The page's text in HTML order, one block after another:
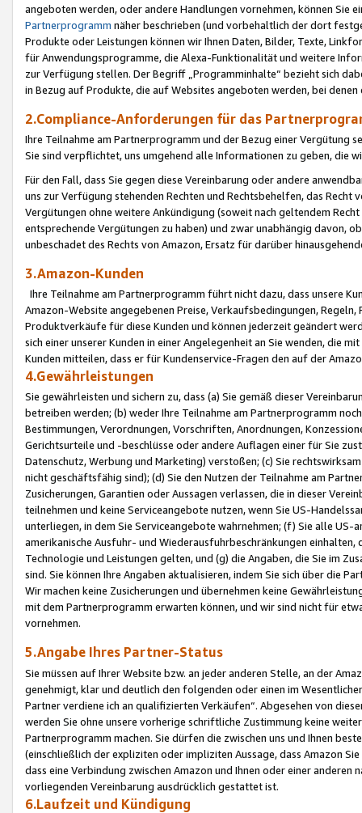
angeboten werden, oder andere Handlungen vornehmen, können Sie
Partnerprogramm näher beschrieben (und vorbehaltlich der dort
Produkte oder Leistungen können wir Ihnen Daten, Bilder, Texte,
für Anwendungsprogramme, die Alexa-Funktionalität und weitere
zur Verfügung stellen. Der Begriff „Programminhalte“ bezieht sich
in Bezug auf Produkte, die auf Websites angeboten werden, bei
2.Compliance-Anforderungen für das
Ihre Teilnahme am Partnerprogramm und der Bezug einer Vergütung
Sie sind verpflichtet, uns umgehend alle Informationen zu geben, die
Für den Fall, dass Sie gegen diese Vereinbarung oder andere
uns zur Verfügung stehenden Rechten und Rechtsbehelfen, das
Vergütungen ohne weitere Ankündigung (soweit nach geltendem
entsprechende Vergütungen zu haben) und zwar unabhängig davon,
unbeschadet des Rechts von Amazon, Ersatz für darüber
3.Amazon-Kunden
Ihre Teilnahme am Partnerprogramm führt nicht dazu, dass unsere
Amazon-Website angegebenen Preise, Verkaufsbedingungen,
Produktverkäufe für diese Kunden und können jederzeit geändert
sich einer unserer Kunden in einer Angelegenheit an Sie wenden, die
Kunden mitteilen, dass er für Kundenservice-Fragen den auf der
4.Gewährleistungen
Sie gewährleisten und sichern zu, dass (a) Sie gemäß dieser
betreiben werden; (b) weder Ihre Teilnahme am Partnerprogramm
Bestimmungen, Verordnungen, Vorschriften, Anordnungen,
Gerichtsurteile und -beschlüsse oder andere Auflagen einer für Sie
Datenschutz, Werbung und Marketing) verstoßen; (c) Sie
nicht geschäftsfähig sind); (d) Sie den Nutzen der Teilnahme am
Zusicherungen, Garantien oder Aussagen verlassen, die in dieser
teilnehmen und keine Serviceangebote nutzen, wenn Sie US-
unterliegen, in dem Sie Serviceangebote wahrnehmen; (f) Sie alle
amerikanische Ausfuhr- und Wiederausfuhrbeschränkungen
Technologie und Leistungen gelten, und (g) die Angaben, die Sie im
sind. Sie können Ihre Angaben aktualisieren, indem Sie sich über die
Wir machen keine Zusicherungen und übernehmen keine
mit dem Partnerprogramm erwarten können, und wir sind nicht für
vornehmen.
5.Angabe Ihres Partner-Status
Sie müssen auf Ihrer Website bzw. an jeder anderen Stelle, an der
genehmigt, klar und deutlich den folgenden oder einen im
Partner verdiene ich an qualifizierten Verkäufen“. Abgesehen von
werden Sie ohne unsere vorherige schriftliche Zustimmung keine
Partnerprogramm machen. Sie dürfen die zwischen uns und Ihnen
(einschließlich der expliziten oder impliziten Aussage, dass Amazon
dass eine Verbindung zwischen Amazon und Ihnen oder einer
vorliegenden Vereinbarung ausdrücklich gestattet ist.
6.Laufzeit und Kündigung